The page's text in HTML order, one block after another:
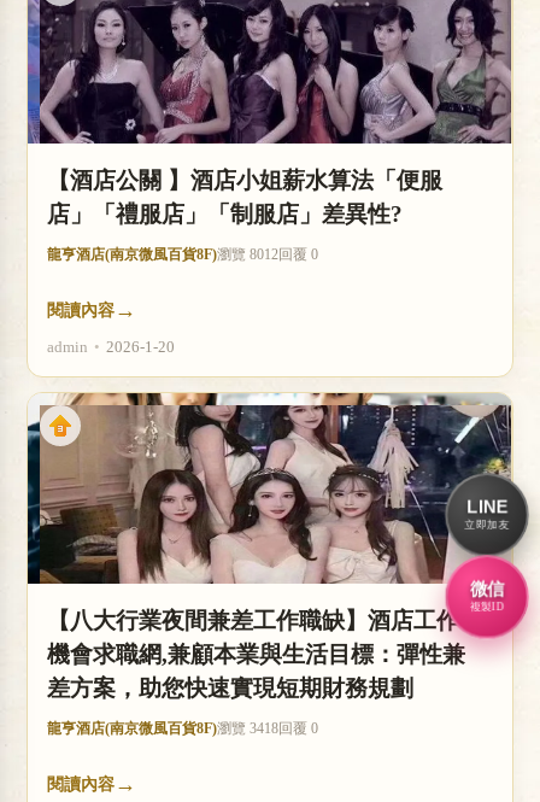
【酒店公關 】酒店小姐薪水算法「便服
店」「禮服店」「制服店」差異性?
龍亨酒店(南京微風百貨8F)瀏覽 8012回覆 0
閱讀內容 →
admin • 2026-1-20
【八大行業夜間兼差工作職缺】酒店工作
機會求職網,兼顧本業與生活目標：彈性兼
差方案，助您快速實現短期財務規劃
龍亨酒店(南京微風百貨8F)瀏覽 3418回覆 0
閱讀內容 →
LINE
立即加友
微信
複製ID